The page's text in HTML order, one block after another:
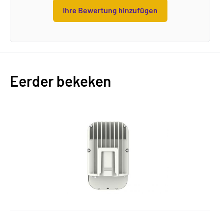
Ihre Bewertung hinzufügen
Eerder bekeken